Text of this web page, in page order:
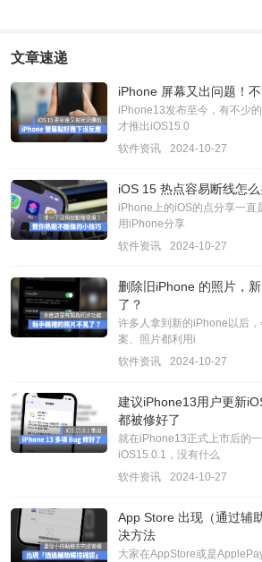
文章速递
iPhone 屏幕又出问题！
iPhone13发布至今，有不少
才推出iOS15.0
软件资讯
2024-10-27
iOS 15 热点容易断线怎么
iPhone上的iOS的点分享一直
用iPhone分享
软件资讯
2024-10-27
删除旧iPhone 的照片，
了？
许多人拿到新的iPhone以后
案、照片都利用i
软件资讯
2024-10-27
建议iPhone13用户更新
都被修好了
就在iPhone13正式上市后的
iOS15.0.1，没有什么
软件资讯
2024-10-27
App Store 出现（通过辅
决方法
大家在AppStore或是